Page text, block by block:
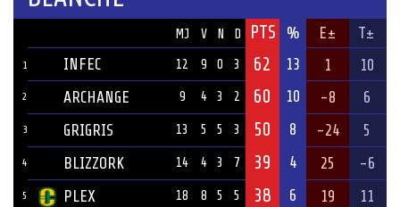
MJ V N D PTS % E± T±
1 INFEC 12 9 0 3 62 13 1 10
2 ARCHANGE 9 4 3 2 60 10 -8 6
3 GRIGRIS 13 5 5 3 50 8 -24 5
4 BLIZZORK 14 4 3 7 39 4 25 -6
5 PLEX 18 8 5 5 38 6 19 11